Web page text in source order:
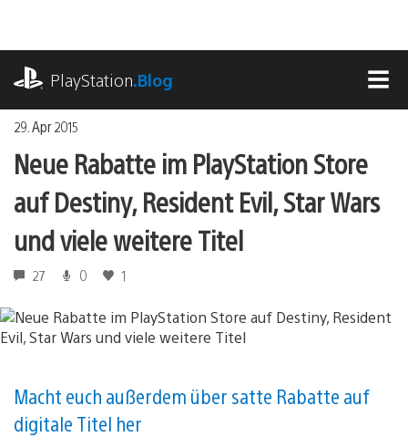
springen
PlayStation.Blog
29. Apr 2015
Neue Rabatte im PlayStation Store
auf Destiny, Resident Evil, Star Wars
und viele weitere Titel
27 0 1
Macht euch außerdem über satte Rabatte auf
digitale Titel her